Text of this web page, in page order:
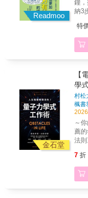
力
經
是
來
的
敗
相
意
理
整
場
力
困
出
內
感
牆
Readmoo
鐘
納3
只
等
事
學
事
應
對
由
從
工
每
度
漸
時
上
特
金石堂
【
學
村松
楓書
～
薦
法
強
大
般
7 折